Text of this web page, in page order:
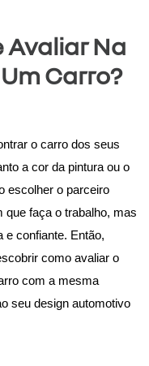
Avaliar Na
Carro?
o carro dos seus
a cor da pintura ou o
escolher o parceiro
que faça o trabalho, mas
e confiante. Então,
como avaliar o
com a mesma
seu design automotivo